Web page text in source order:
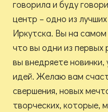
говорила и буду
центр – одно из
Иркутска. Вы на
что вы одни из первых
вы внедряете новинки,
идей. Желаю вам
свершения, новых
творческих, которые,